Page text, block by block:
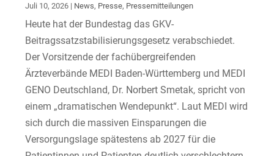
Juli 10, 2026 | News, Presse, Pressemitteilungen
Heute hat der Bundestag das GKV-
Beitragssatzstabilisierungsgesetz verabschiedet.
Der Vorsitzende der fachübergreifenden
Ärzteverbände MEDI Baden-Württemberg und MEDI
GENO Deutschland, Dr. Norbert Smetak, spricht von
einem „dramatischen Wendepunkt“. Laut MEDI wird
sich durch die massiven Einsparungen die
Versorgungslage spätestens ab 2027 für die